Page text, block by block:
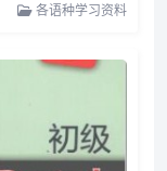
各语种学习资料